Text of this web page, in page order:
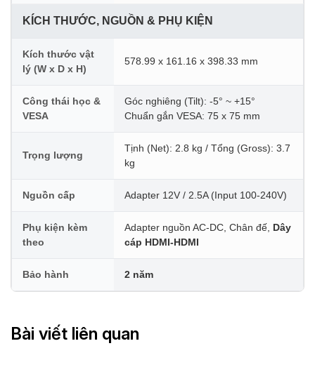
KÍCH THƯỚC, NGUỒN & PHỤ KIỆN
Kích thước vật
lý (W x D x H)
578.99 x 161.16 x 398.33 mm
Công thái học &
VESA
Góc nghiêng (Tilt): -5° ~ +15°
Chuẩn gắn VESA: 75 x 75 mm
Trọng lượng
Tịnh (Net): 2.8 kg / Tổng (Gross): 3.7
kg
Nguồn cấp Adapter 12V / 2.5A (Input 100-240V)
Phụ kiện kèm
theo
Adapter nguồn AC-DC, Chân đế, Dây
cáp HDMI-HDMI
Bảo hành 2 năm
Bài viết liên quan